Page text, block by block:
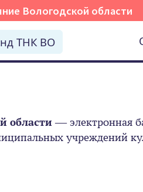
Вологодской области
ТНК ВО
области— электронная
учреждений